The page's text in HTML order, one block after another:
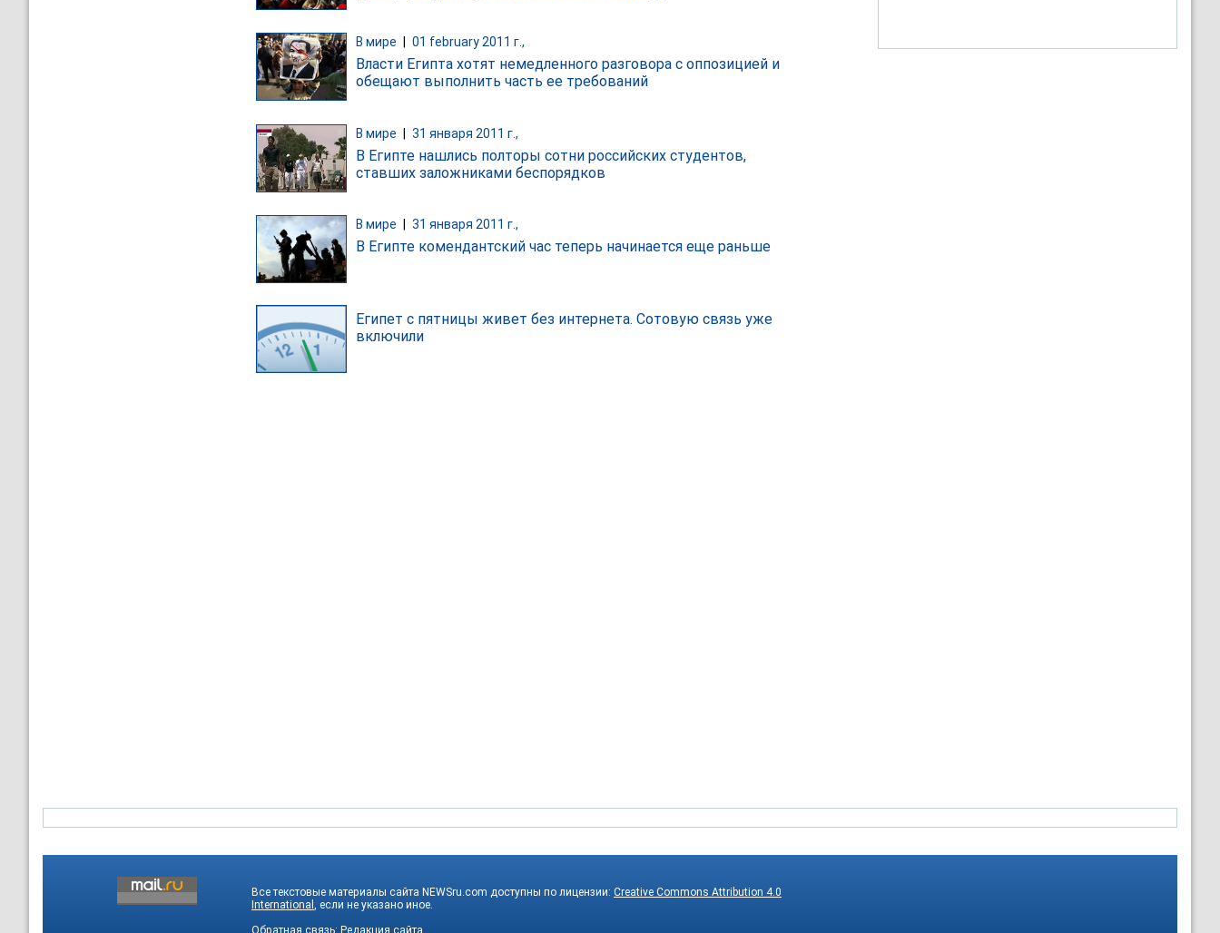
В мире 01 february 2011 г.,
Власти Египта хотят немедленного разговора с оппозицией и
обещают выполнить часть ее требований
В мире | 31 января 2011 г.,
В Египте нашлись полторы сотни российских студентов,
ставших заложниками беспорядков
В мире 31 января 2011 г.,
В Египте комендантский час теперь начинается еще раньше
Египет с пятницы живет без интернета. Сотовую связь уже
включили
Все текстовые материалы сайта NEWSru.com доступны по лицензии: Creative Commons Attribution 4.0
International
, если не указано иное.
Обратная связь: Редакция сайта